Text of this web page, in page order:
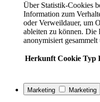
Über Statistik-Cookies
Information zum
oder Verweildauer, um
ableiten zu können. Die
anonymisiert gesammelt
Herkunft Cookie Typ
Marketing Marketing